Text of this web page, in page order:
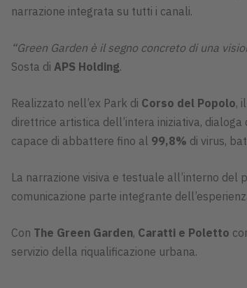
narrazione integrata su tutti i canali.
“Green Garden è il segno concreto di una
Sosta di APS Holding.
Realizzato nell’ex Park di Corso del Popolo,
direttrice artistica dell’intera iniziativa,
capace di abbattere fino al 99,8% di virus,
La narrazione visiva e testuale all’interno del
comunicazione parte integrante
Con The Green Garden, Caratti e Poletto
servizio della riqualificazione urbana.